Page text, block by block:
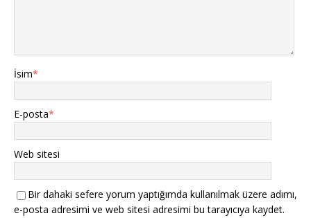
İsim*
E-posta*
Web sitesi
Bir dahaki sefere yorum yaptığımda kullanılmak üzere adımı,
e-posta adresimi ve web sitesi adresimi bu tarayıcıya kaydet.